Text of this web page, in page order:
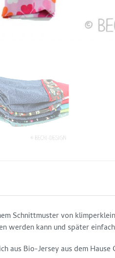
Schnittmuster von
werden kann und später
aus Bio-Jersey aus dem